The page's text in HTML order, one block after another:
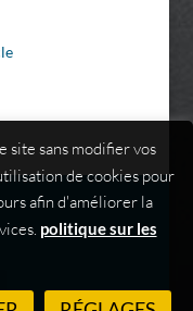
site sans modifier vos
de cookies pour
afin d'améliorer la
politique sur les